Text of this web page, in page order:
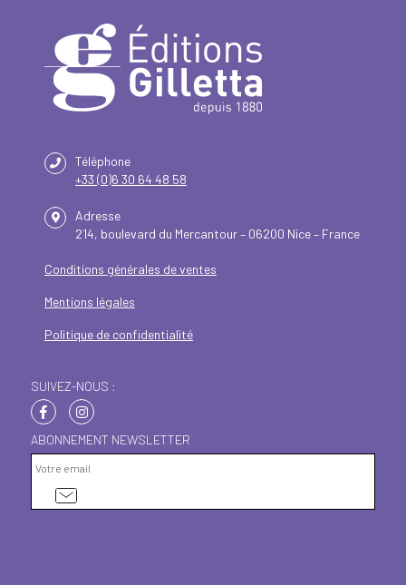
Téléphone
+33 (0)6 30 64 48 58
Adresse
214, boulevard du Mercantour – 06200 Nice – France
Conditions générales de ventes
Mentions légales
Politique de confidentialité
SUIVEZ-NOUS :
ABONNEMENT NEWSLETTER